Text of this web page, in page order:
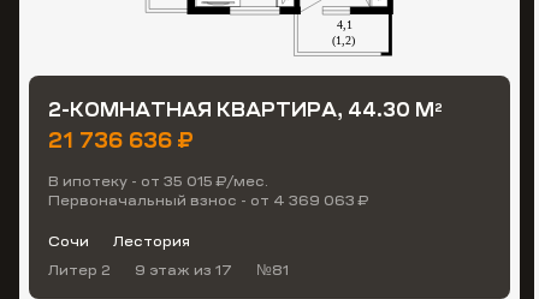
2-КОМНАТНАЯ КВАРТИРА, 44.30 М2
21 736 636 ₽
В ипотеку - от 35 015 ₽/мес.
Первоначальный взнос - от 4 369 063 ₽
Сочи
Лестория
Литер 2
9 этаж из 17 №81